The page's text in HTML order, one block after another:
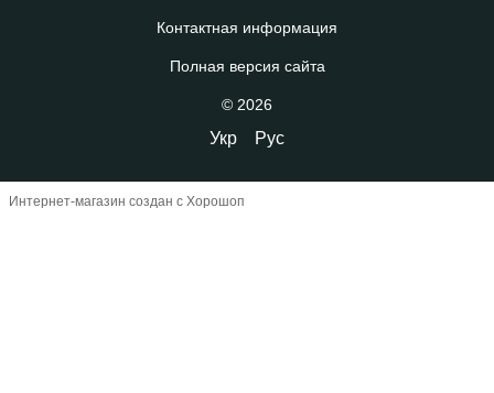
Контактная информация
Полная версия сайта
© 2026
Укр Рус
Интернет-магазин создан с Хорошоп